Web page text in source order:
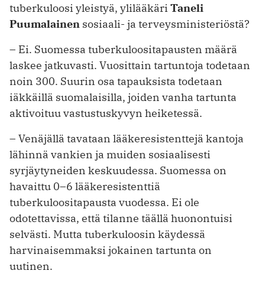
tuberkuloosi ­yleistyä, ylilääkäri Taneli
Puumalainen sosiaali- ja terveys­ministeriöstä?
– Ei. Suomessa tuberkuloositapausten määrä
laskee jatkuvasti. Vuosittain ­tartuntoja todetaan
noin 300. Suurin osa tapauksista todetaan
iäkkäillä suoma­laisilla, joiden vanha tartunta
aktivoituu vastustuskyvyn heiketessä.
– Venäjällä tavataan lääkeresistenttejä kantoja
lähinnä vankien ja muiden sosiaalisesti
syrjäytyneiden keskuudessa. Suomessa on
havaittu 0–6 lääkeresistenttiä
tuberkuloositapausta vuodessa. Ei ole
odotettavissa, että tilanne täällä huonontuisi
selvästi. Mutta tuberkuloosin käydessä
harvinaisemmaksi jokainen tartunta on
uutinen.